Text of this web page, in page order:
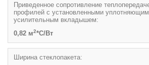
Приведенное сопротивление
профилей с установленными
усилительным вкладышем:
0,82 м2*С/Вт
Ширина стеклопакета: